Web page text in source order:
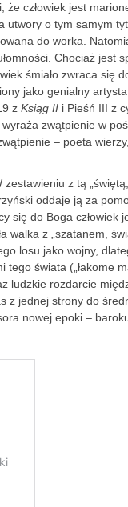
człowiek jest
utwory o tym samym
do worka.
Chociaż jest
śmiało zwraca się
jako genialny
z Ksiąg II i Pieśń III z
wyraża zwątpienie w
– poeta
z tą
oddaje ją za
się do Boga człowiek
z „szatanem,
losu jako wojny,
świata („łakome
ludzkie rozdarcie
z jednej strony do
nowej epoki –